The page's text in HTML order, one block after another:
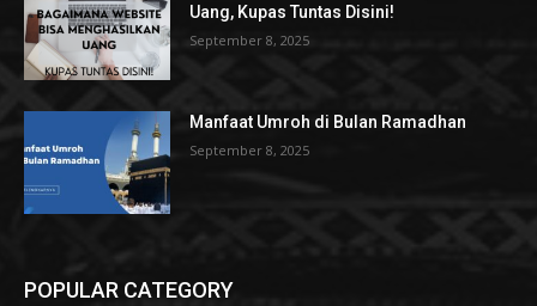
Uang, Kupas Tuntas Disini!
September 8, 2025
Manfaat Umroh di Bulan Ramadhan
September 8, 2025
POPULAR CATEGORY